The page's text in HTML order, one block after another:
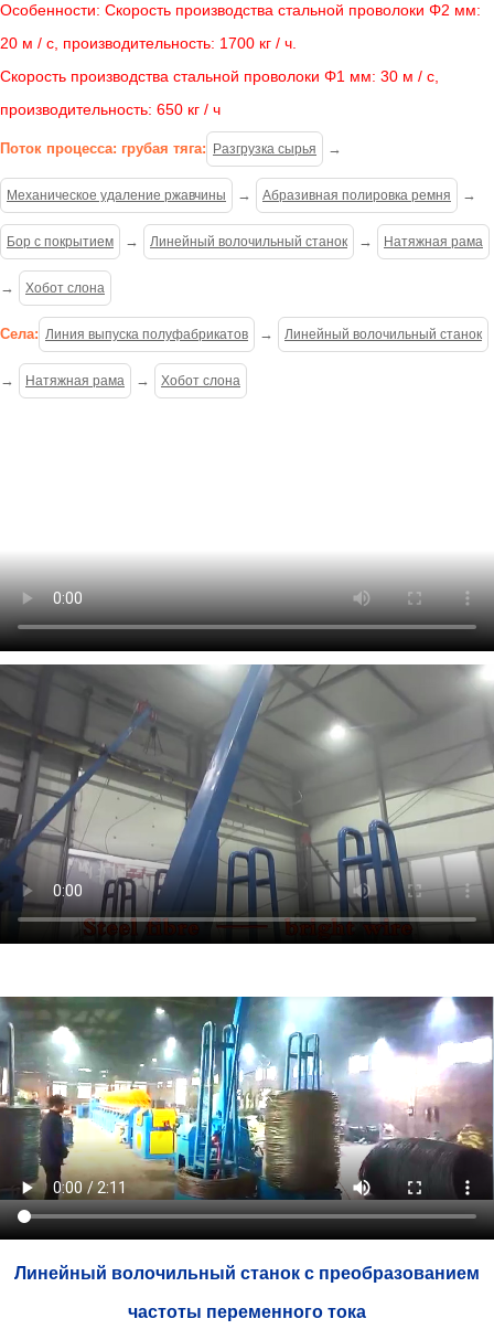
Особенности: Скорость производства стальной проволоки Φ2 мм:
20 м / с, производительность: 1700 кг / ч.
Скорость производства стальной проволоки Φ1 мм: 30 м / с,
производительность: 650 кг / ч
Поток процесса: грубая тяга: Разгрузка сырья →
Механическое удаление ржавчины → Абразивная полировка ремня →
Бор с покрытием → Линейный волочильный станок → Натяжная рама
→ Хобот слона
Села: Линия выпуска полуфабрикатов → Линейный волочильный станок
→ Натяжная рама → Хобот слона
Линейный волочильный станок с преобразованием
частоты переменного тока